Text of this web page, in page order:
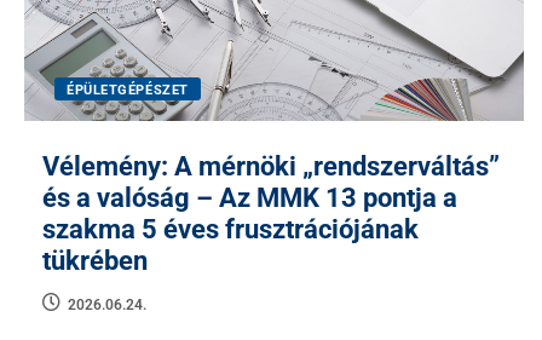
ÉPÜLETGÉPÉSZET
Vélemény: A mérnöki „rendszerváltás”
és a valóság – Az MMK 13 pontja a
szakma 5 éves frusztrációjának
tükrében
2026.06.24.